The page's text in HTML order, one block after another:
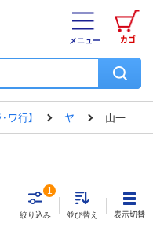
カゴ
メニュー
ワ行】 ヤ 山一
絞り込み
1
並び替え 表示切替